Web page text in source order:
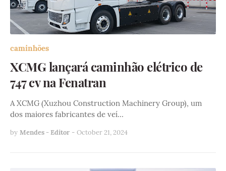
caminhões
XCMG lançará caminhão elétrico de
747 cv na Fenatran
A XCMG (Xuzhou Construction Machinery Group), um
dos maiores fabricantes de veí…
by Mendes - Editor - October 21, 2024